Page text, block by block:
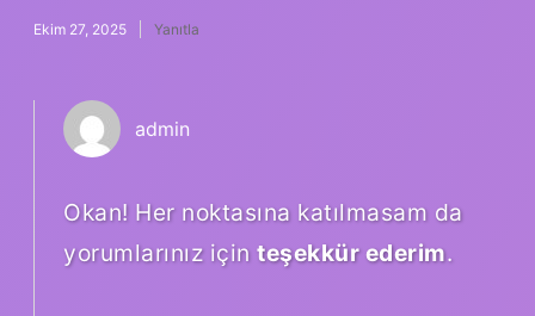
Ekim 27, 2025 Yanıtla
admin
Okan! Her noktasına katılmasam da
yorumlarınız için teşekkür ederim.